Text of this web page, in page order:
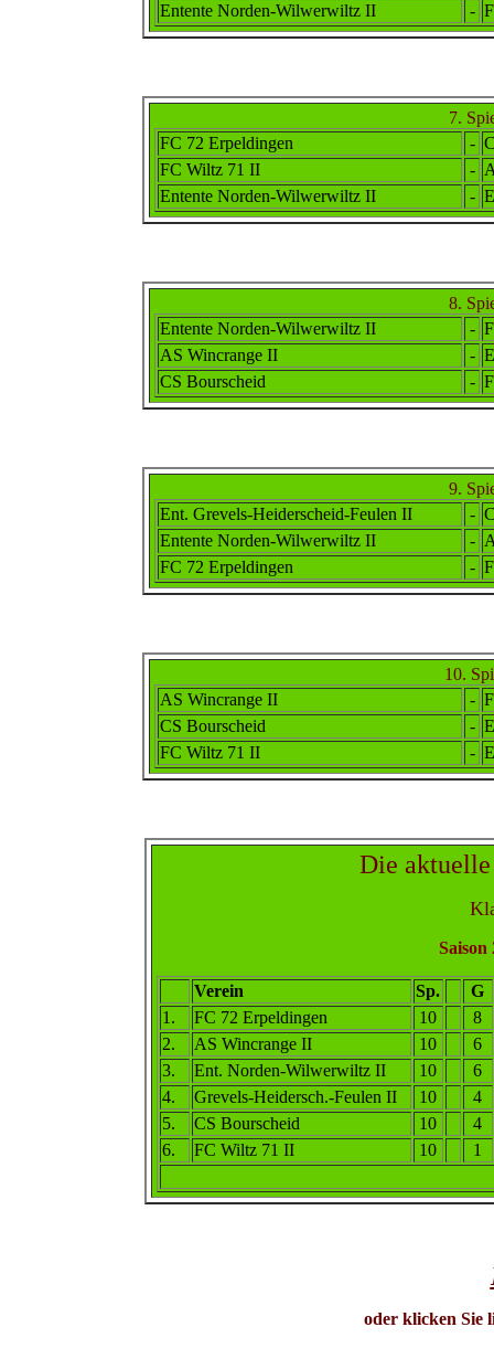
Entente Norden-Wilwerwiltz II -
7.
FC 72 Erpeldingen
-
FC Wiltz 71 II
-
Entente Norden-Wilwerwiltz II -
8.
Entente Norden-Wilwerwiltz II -
AS Wincrange II
-
CS Bourscheid
-
9.
Ent. Grevels-Heiderscheid-Feulen II
-
Entente Norden-Wilwerwiltz II -
FC 72 Erpeldingen
-
10.
AS Wincrange II
-
CS Bourscheid
-
FC Wiltz 71 II
-
Die
Saison
Verein Sp.
G
1 . FC 72 Erpeldingen 10
8
2. AS Wincrange II 10
6
3. Ent. Norden-Wilwerwiltz II 10
6
4.
Grevels-Heidersch.-Feulen II 10
4
5.
CS Bourscheid 10
4
6. FC Wiltz 71 II 10 1
oder klicken Sie